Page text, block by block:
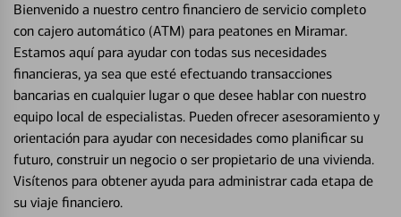
Bienvenido a nuestro centro financiero de servicio completo
con cajero automático (ATM) para peatones en Miramar.
Estamos aquí para ayudar con todas sus necesidades
financieras, ya sea que esté efectuando transacciones
bancarias en cualquier lugar o que desee hablar con nuestro
equipo local de especialistas. Pueden ofrecer asesoramiento y
orientación para ayudar con necesidades como planificar su
futuro, construir un negocio o ser propietario de una vivienda.
Visítenos para obtener ayuda para administrar cada etapa de
su viaje financiero.